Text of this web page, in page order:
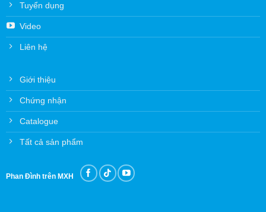
Tuyển dụng
Video
Liên hệ
Giới thiệu
Chứng nhận
Catalogue
Tất cả sản phẩm
Phan Đình trên MXH